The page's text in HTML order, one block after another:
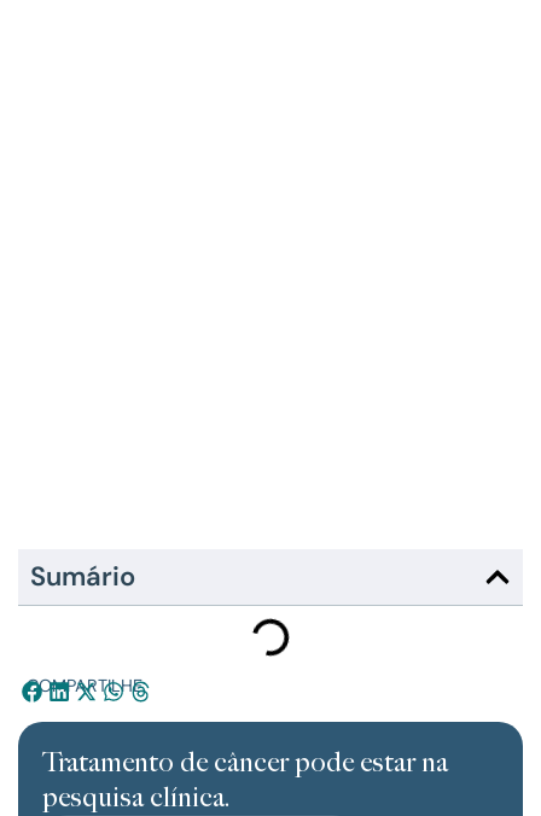
Sumário
COMPARTILHE:
Tratamento de câncer pode estar na
pesquisa clínica.